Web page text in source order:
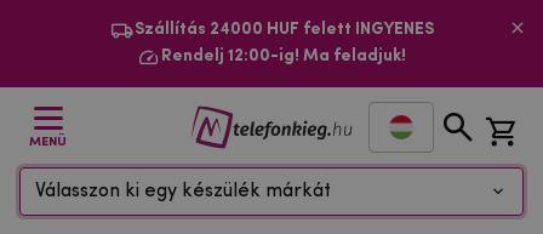
Szállítás 24000 HUF felett INGYENES
Rendelj 12:00-ig! Ma feladjuk!
MENÜ
Válasszon ki egy készülék márkát